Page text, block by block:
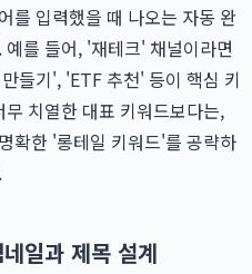
를 입력했을 때 나오는 자동 완
를 들어, '재테크' 채널이라면
들기', 'ETF 추천' 등이 핵심 키
치열한 대표 키워드보다는,
확한 '롱테일 키워드'를 공략하
일과 제목 설계